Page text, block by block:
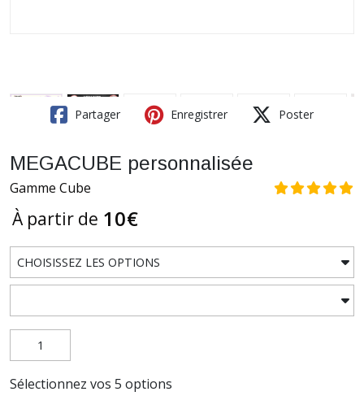
Partager Enregistrer Poster
MEGACUBE personnalisée
Gamme Cube
À partir de 10€
Sélectionnez vos 5 options